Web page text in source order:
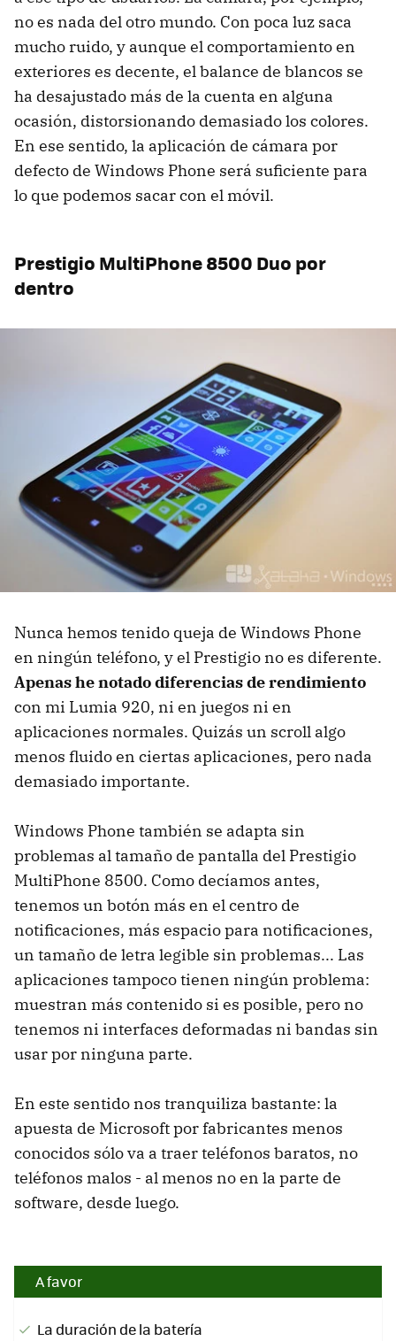
no es nada del otro mundo. Con poca luz saca
mucho ruido, y aunque el comportamiento en
exteriores es decente, el balance de blancos se
ha desajustado más de la cuenta en alguna
ocasión, distorsionando demasiado los colores.
En ese sentido, la aplicación de cámara por
defecto de Windows Phone será suficiente para
lo que podemos sacar con el móvil.
Prestigio MultiPhone 8500 Duo por
dentro
Nunca hemos tenido queja de Windows Phone
en ningún teléfono, y el Prestigio no es diferente.
Apenas he notado diferencias de rendimiento
con mi Lumia 920, ni en juegos ni en
aplicaciones normales. Quizás un scroll algo
menos fluido en ciertas aplicaciones, pero nada
demasiado importante.
Windows Phone también se adapta sin
problemas al tamaño de pantalla del Prestigio
MultiPhone 8500. Como decíamos antes,
tenemos un botón más en el centro de
notificaciones, más espacio para notificaciones,
un tamaño de letra legible sin problemas... Las
aplicaciones tampoco tienen ningún problema:
muestran más contenido si es posible, pero no
tenemos ni interfaces deformadas ni bandas sin
usar por ninguna parte.
En este sentido nos tranquiliza bastante: la
apuesta de Microsoft por fabricantes menos
conocidos sólo va a traer teléfonos baratos, no
teléfonos malos - al menos no en la parte de
software, desde luego.
A favor
La duración de la batería